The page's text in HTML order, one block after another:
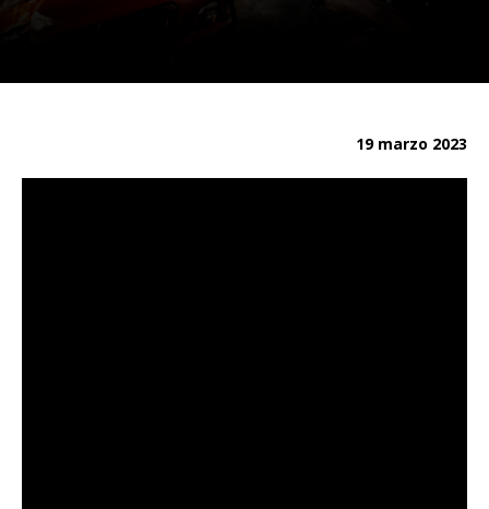
19 marzo 2023